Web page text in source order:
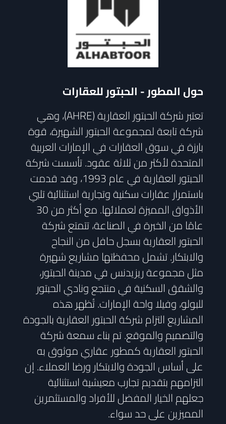
حول المطور- الحبتور للعقارات
تعتبر شركة الحبتور العقارية (AHRE)، وهي
شركة تابعة لمجموعة الحبتور الشهيرة، قوة
بارزة في سوق العقارات في الإمارات العربية
المتحدة لأكثر من ثلاثة عقود. تأسست شركة
الحبتور العقارية في عام 1993، وقد قدمت
باستمرار عقارات سكنية وتجارية استثنائية تلبي
الأذواق المميزة لعملائها. مع أكثر من 30
عامًا من الخبرة في الصناعة، تتمتع شركة
الحبتور العقارية بسجل حافل من النجاح
والابتكار. تشمل محفظتها مشاريع شهيرة
مثل مجموعة ريزيدنس في مدينة الحبتور،
والشقق السكنية في منتجع ونادي الحبتور
للبولو، وفيلا واحة الإمارات. تُظهر هذه
المشاريع التزام شركة الحبتور العقارية بالجودة
والتصميم والموقع. تم بناء سمعة شركة
الحبتور العقارية كمطور عقاري موثوق به
على أساس الجودة والابتكار ورضا العملاء. إن
التزامهم بتقديم تجارب معيشية استثنائية
جعلهم الخيار المفضل للأفراد والمستثمرين
المميزين على حد سواء.